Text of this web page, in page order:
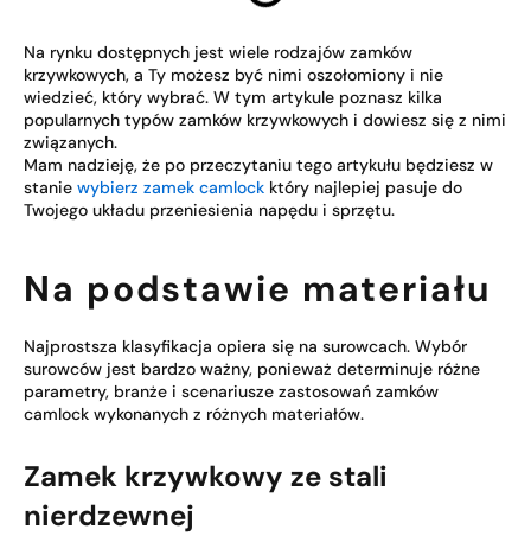
Na rynku dostępnych jest wiele rodzajów zamków
krzywkowych, a Ty możesz być nimi oszołomiony i nie
wiedzieć, który wybrać. W tym artykule poznasz kilka
popularnych typów zamków krzywkowych i dowiesz się z nimi
związanych.
Mam nadzieję, że po przeczytaniu tego artykułu będziesz w
stanie wybierz zamek camlock który najlepiej pasuje do
Twojego układu przeniesienia napędu i sprzętu.
Na podstawie materiału
Najprostsza klasyfikacja opiera się na surowcach. Wybór
surowców jest bardzo ważny, ponieważ determinuje różne
parametry, branże i scenariusze zastosowań zamków
camlock wykonanych z różnych materiałów.
Zamek krzywkowy ze stali
nierdzewnej